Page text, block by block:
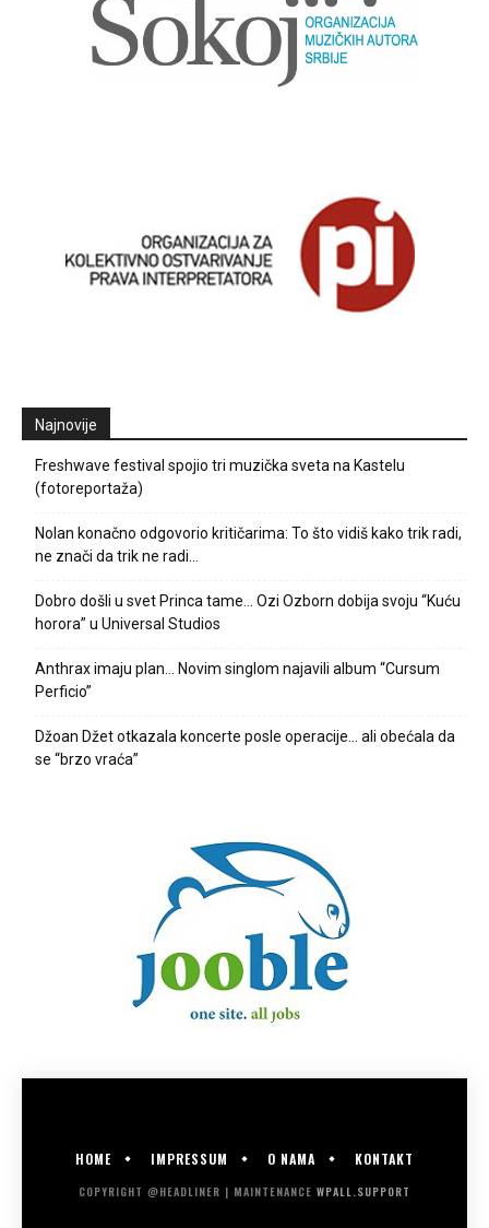
Najnovije
Freshwave festival spojio tri muzička sveta na Kastelu
(fotoreportaža)
Nolan konačno odgovorio kritičarima: To što vidiš kako trik radi,
ne znači da trik ne radi…
Dobro došli u svet Princa tame… Ozi Ozborn dobija svoju “Kuću
horora” u Universal Studios
Anthrax imaju plan… Novim singlom najavili album “Cursum
Perficio”
Džoan Džet otkazala koncerte posle operacije… ali obećala da
se “brzo vraća”
HOME IMPRESSUM O NAMA KONTAKT
COPYRIGHT @HEADLINER | MAINTENANCE WPALL.SUPPORT